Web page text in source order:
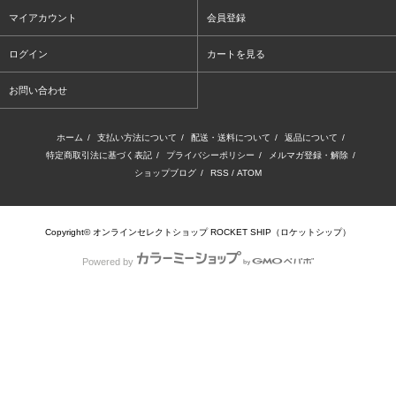
マイアカウント 会員登録
ログイン カートを見る
お問い合わせ
ホーム / 支払い方法について / 配送・送料について / 返品について /
特定商取引法に基づく表記 / プライバシーポリシー / メルマガ登録・解除 /
ショップブログ / RSS / ATOM
Copyright© オンラインセレクトショップ ROCKET SHIP（ロケットシップ）
Powered by